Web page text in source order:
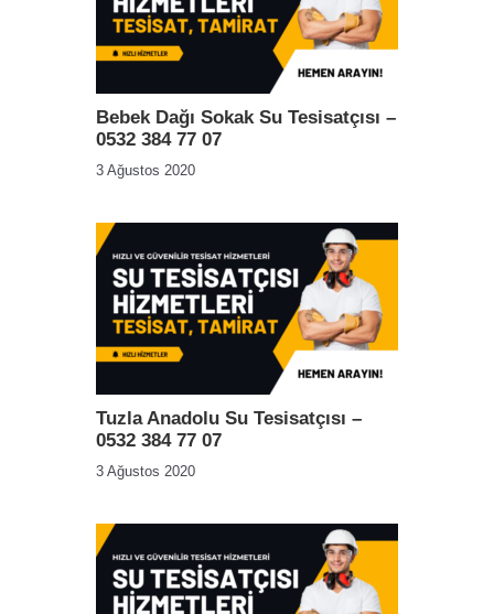
Bebek Dağı Sokak Su Tesisatçısı –
0532 384 77 07
3 Ağustos 2020
Tuzla Anadolu Su Tesisatçısı –
0532 384 77 07
3 Ağustos 2020